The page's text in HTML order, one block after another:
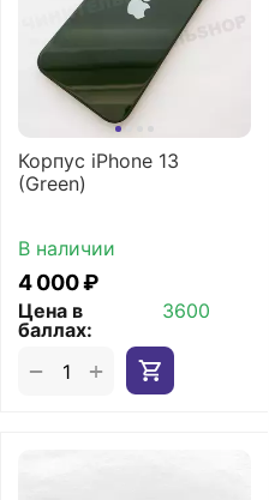
Корпус iPhone 13
(Green)
В наличии
4 000₽
Цена в
баллах:
3600
+
−